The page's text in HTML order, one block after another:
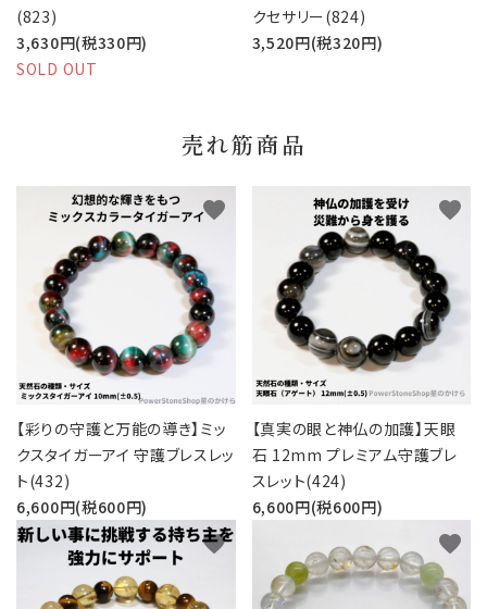
(823)
3,630円(税330円)
SOLD OUT
クセサリー(824)
3,520円(税320円)
売れ筋商品
【彩りの守護と万能の導き】ミッ
クスタイガーアイ 守護ブレスレッ
ト(432)
6,600円(税600円)
favorite
【真実の眼と神仏の加護】天眼
石 12mm プレミアム守護ブレ
スレット(424)
6,600円(税600円)
favorite
favorite favorite